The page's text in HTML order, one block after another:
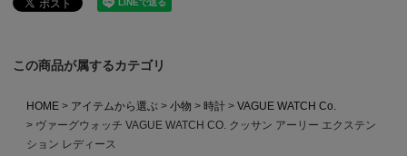
この商品が属するカテゴリ
HOME アイテムから選ぶ 小物 時計
VAGUE WATCH Co.
ヴァーグウォッチ VAGUE WATCH CO. クッサン アーリー エクステン
ション レディース